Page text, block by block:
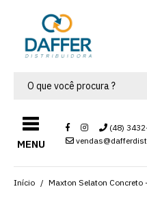
MENU
(48)
Início Maxton Selaton Concreto